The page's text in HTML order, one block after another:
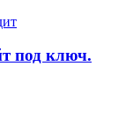
под ключ.